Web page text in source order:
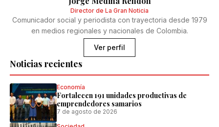
Noticias recientes
Economía
Fortalecen 191 unidades productivas de
emprendedores samarios
7 de agosto de 2026
Director de La Gran Noticia
Comunicador social y periodista con trayectoria desde 1979
en medios regionales y nacionales de Colombia.
Ver perfil